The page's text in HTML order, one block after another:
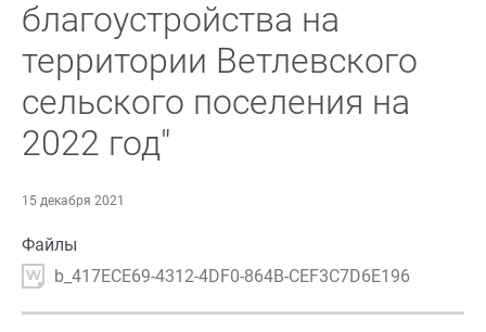
благоустройства на
территории Ветлевского
сельского поселения на
2022 год"
15 декабря 2021
Файлы
b_417ECE69-4312-4DF0-864B-CEF3C7D6E196